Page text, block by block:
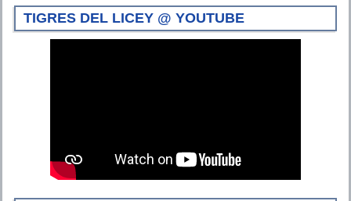
TIGRES DEL LICEY @ YOUTUBE